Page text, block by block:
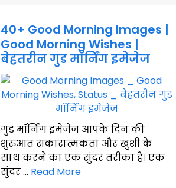
40+ Good Morning Images |
Good Morning Wishes |
बेहतरीन गुड मॉर्निंग इमेजेज
गुड मॉर्निंग इमेजेज आपके दिन की
शुरुआत सकारात्मकता और खुशी के
साथ करने का एक सुंदर तरीका है। एक
सुंदर … Read More